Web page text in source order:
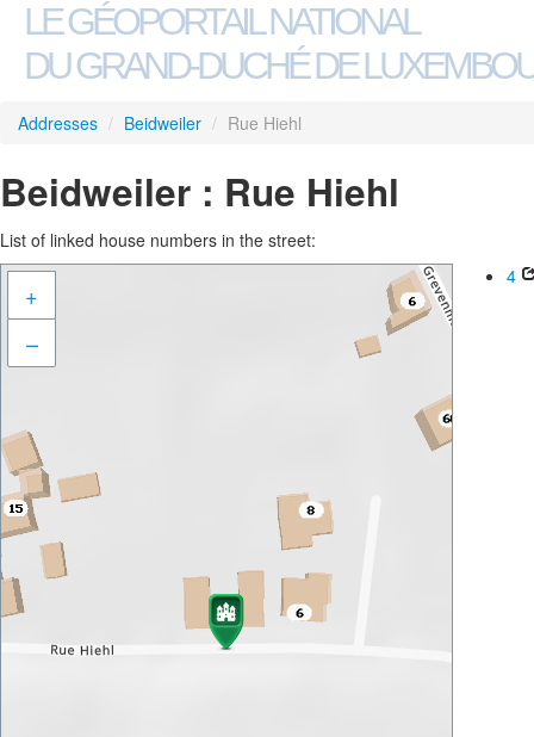
LE GÉOPORTAIL NATIONAL
DU GRAND-DUCHÉ DE
Addresses / Beidweiler / Rue Hiehl
Beidweiler : Rue Hiehl
List of linked house numbers in the street:
+
–
4